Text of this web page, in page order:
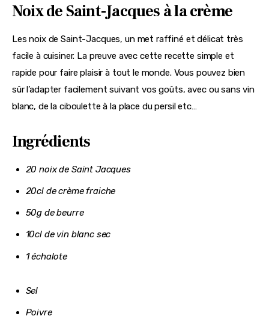
Noix de Saint-Jacques à la crème
Les noix de Saint-Jacques, un met raffiné et délicat très
facile à cuisiner. La preuve avec cette recette simple et
rapide pour faire plaisir à tout le monde. Vous pouvez bien
sûr l’adapter facilement suivant vos goûts, avec ou sans vin
blanc, de la ciboulette à la place du persil etc…
Ingrédients
20 noix de Saint Jacques
20cl de crème fraiche
50g de beurre
10cl de vin blanc sec
1 échalote
Sel
Poivre